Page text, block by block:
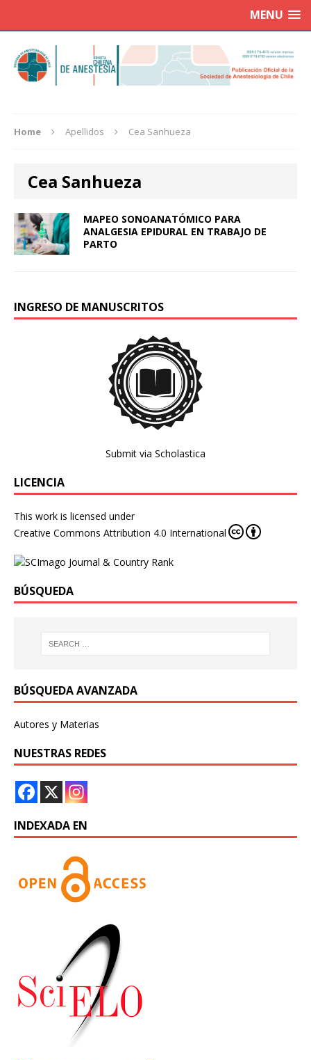
MENU
Home Apellidos Cea Sanhueza
Cea Sanhueza
MAPEO SONOANATÓMICO PARA
ANALGESIA EPIDURAL EN TRABAJO DE
PARTO
INGRESO DE MANUSCRITOS
Submit via Scholastica
LICENCIA
This work is licensed under
Creative Commons Attribution 4.0 International
BÚSQUEDA
BÚSQUEDA AVANZADA
Autores y Materias
NUESTRAS REDES
INDEXADA EN